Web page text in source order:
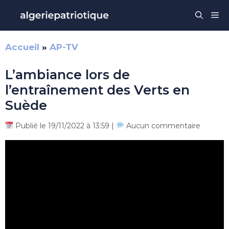
contenu
Accueil » AP-TV
L’ambiance lors de
l’entraînement des Verts en
Suède
Publié le 19/11/2022 à 13:59 | Aucun commentaire